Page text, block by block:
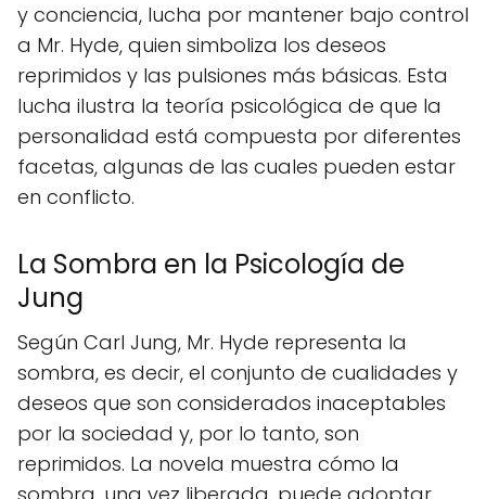
y conciencia, lucha por mantener bajo control
a Mr. Hyde, quien simboliza los deseos
reprimidos y las pulsiones más básicas. Esta
lucha ilustra la teoría psicológica de que la
personalidad está compuesta por diferentes
facetas, algunas de las cuales pueden estar
en conflicto.
La Sombra en la Psicología de
Jung
Según Carl Jung, Mr. Hyde representa la
sombra, es decir, el conjunto de cualidades y
deseos que son considerados inaceptables
por la sociedad y, por lo tanto, son
reprimidos. La novela muestra cómo la